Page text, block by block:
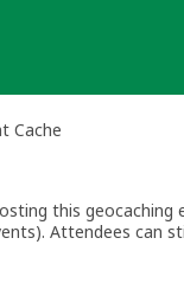
Cache
this
Attendees can